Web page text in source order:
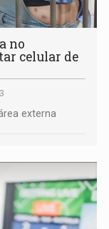
no
celular de
externa